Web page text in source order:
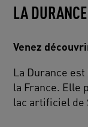
LA DURANCE
Venez
La Durance
la France. Elle
lac artificiel de